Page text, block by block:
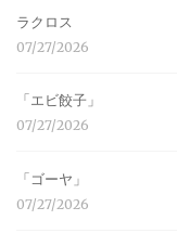
ラクロス
07/27/2026
「エビ餃子」
07/27/2026
「ゴーヤ」
07/27/2026